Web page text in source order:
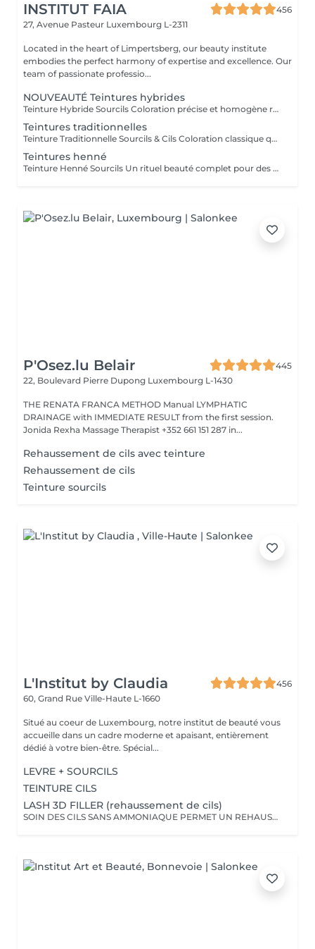
INSTITUT FAIA
456
27, Avenue Pasteur Luxembourg L-2311
Located in the heart of Limpertsberg, our beauty institute
embodies the perfect harmony of expertise and excellence. Our
team of passionate professio...
NOUVEAUTÉ Teintures hybrides
Teinture Hybride Sourcils Coloration précise et homogène réalisée à l'airbrush qui colore à la fois la peau et le poil pour un effet maquillé longue durée. Avant la pose une restructuration complète est effectuée avec épilation au fil ou à la cire selon l'envie et le besoin de la cliente afin d'obtenir une ligne parfaitement dessinée. Tenue sur la peau jusqu'à 10 jours Tenue sur le poil jusqu'à 6 à 7 semaines Disponible en plusieurs teintes pour s'adapter à chaque carnation. Compatible avec le Browlift pour des sourcils plus denses, structurés et naturellement sublimés.
Teintures traditionnelles
Teinture Traditionnelle Sourcils & Cils Coloration classique qui intensifie la couleur naturelle des poils pour un regard plus profond et structuré. Tenue sur la peau 1 à 2 jours Tenue sur le poil jusqu'à 4 semaines Disponible en plusieurs teintes pour s'adapter à chaque carnation et couleur de poils. Compatible avec le Brow Lift et le Rehaussement de Cils pour un résultat harmonieux et durable. Il est également possible d'ajouter un soin à la kératine qui nourrit et hydrate en profondeur le poil du sourcil et du cil pour un fini plus doux, brillant et renforcé.
Teintures henné
Teinture Henné Sourcils Un rituel beauté complet pour des sourcils parfaitement dessinés et naturellement sublimés. La teinture au henné colore à la fois la peau et le poil offrant un effet maquillé et structuré sans maquillage. Avant la pose une restructuration sur mesure est réalisée, prise précise des points de mesure puis épilation au fil ou à la cire pour redéfinir harmonieusement la ligne du sourcil. Tenue sur la peau jusqu'à 10 jours Tenue sur le poil jusqu'à 5 semaines Disponible en plusieurs teintes adaptées à chaque carnation. Le résultat, des sourcils nets, équilibrés et intensément mis en valeur avec un rendu naturel et soigné.
P'Osez.lu Belair
445
22, Boulevard Pierre Dupong Luxembourg L-1430
THE RENATA FRANCA METHOD Manual LYMPHATIC
DRAINAGE with IMMEDIATE RESULT from the first session.
Jonida Rexha Massage Therapist +352 661 151 287 in...
Rehaussement de cils avec teinture
Rehaussement de cils
Teinture sourcils
L'Institut by Claudia
456
60, Grand Rue Ville-Haute L-1660
Situé au coeur de Luxembourg, notre institut de beauté vous
accueille dans un cadre moderne et apaisant, entièrement
dédié à votre bien-être. Spécial...
LEVRE + SOURCILS
TEINTURE CILS
LASH 3D FILLER (rehaussement de cils)
SOIN DES CILS SANS AMMONIAQUE PERMET UN REHAUSSEMENT DES CILS, ETOFFEMENT DU POIL, PENETRATION DE KERATINE EN PROFONDEUR, REPARATION DES CILS ENDOMMAGES, IDEAL POUR LES YEUX SENSIBLES, CILS FINS, CASSANTS + TEINTURE